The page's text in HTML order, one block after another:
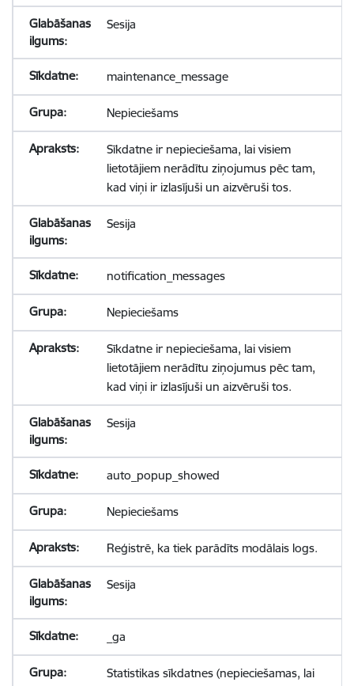
Sesija
maintenance_message
Nepieciešams
Sīkdatne ir nepieciešama, lai visiem
lietotājiem nerādītu ziņojumus pēc tam,
kad viņi ir izlasījuši un aizvēruši tos.
Sesija
notification_messages
Nepieciešams
Sīkdatne ir nepieciešama, lai visiem
lietotājiem nerādītu ziņojumus pēc tam,
kad viņi ir izlasījuši un aizvēruši tos.
Sesija
auto_popup_showed
Nepieciešams
Reģistrē, ka tiek parādīts modālais logs.
Sesija
_ga
Statistikas sīkdatnes (nepieciešamas, lai